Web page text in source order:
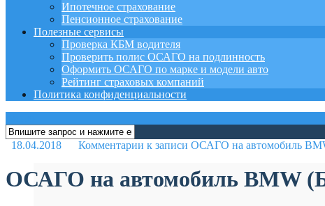
Ипотечное страхование
Пенсионное страхование
Полезные сервисы
Проверка КБМ водителя
Проверить полис ОСАГО на подлинность
Оформить ОСАГО по марке и модели авто
Рейтинг страховых компаний
Политика конфиденциальности
18.04.2018 Комментарии к записи ОСАГО на автомобиль
ОСАГО на автомобиль BMW